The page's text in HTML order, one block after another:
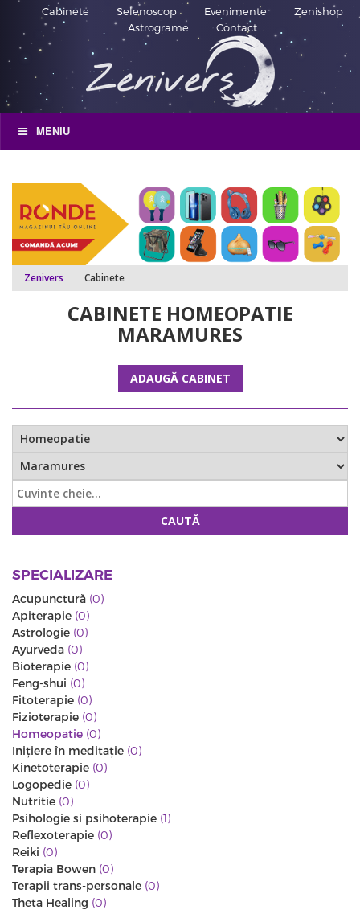
Cabinete Selenoscop Evenimente
Zenishop
Astrograme
Contact
MENIU
Zenivers Cabinete
CABINETE HOMEOPATIE
MARAMURES
ADAUGĂ CABINET
CAUTĂ
SPECIALIZARE
Acupunctură (0)
Apiterapie (0)
Astrologie (0)
Ayurveda (0)
Bioterapie (0)
Feng-shui (0)
Fitoterapie (0)
Fizioterapie (0)
Homeopatie (0)
Iniţiere în meditaţie (0)
Kinetoterapie (0)
Logopedie (0)
Nutritie (0)
Psihologie si psihoterapie (1)
Reflexoterapie (0)
Reiki (0)
Terapia Bowen (0)
Terapii trans-personale (0)
Theta Healing (0)